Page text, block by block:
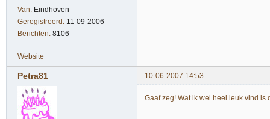
Van: Eindhoven
Geregistreerd: 11-09-2006
Berichten: 8106
Website
Petra81 10-06-2007 14:53
Gaaf zeg! Wat ik wel heel leuk vind